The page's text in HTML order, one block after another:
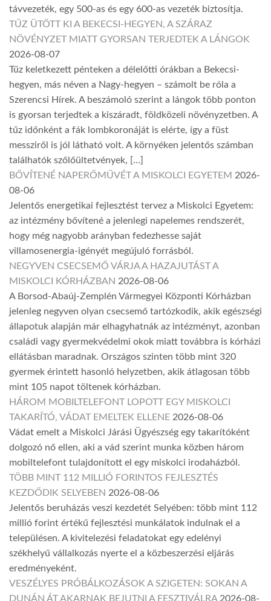
távvezeték, egy 500-as és egy 600-as vezeték biztosítja.
TŰZ ÜTÖTT KI A BEKECSI-HEGYEN, A SZÁRAZ
NÖVÉNYZET MIATT GYORSAN TERJEDTEK A LÁNGOK
2026-08-07
Tűz keletkezett pénteken a délelőtti órákban a Bekecsi-
hegyen, más néven a Nagy-hegyen – számolt be róla a
Szerencsi Hírek. A beszámoló szerint a lángok több ponton
is gyorsan terjedtek a kiszáradt, földközeli növényzetben. A
tűz időnként a fák lombkoronáját is elérte, így a füst
messziről is jól látható volt. A környéken jelentős számban
találhatók szőlőültetvények, […]
BŐVÍTENÉ NAPERŐMŰVÉT A MISKOLCI EGYETEM 2026-
08-06
Jelentős energetikai fejlesztést tervez a Miskolci Egyetem:
az intézmény bővítené a jelenlegi napelemes rendszerét,
hogy még nagyobb arányban fedezhesse saját
villamosenergia-igényét megújuló forrásból.
NEGYVEN CSECSEMŐ VÁRJA A HAZAJUTÁST A
MISKOLCI KÓRHÁZBAN 2026-08-06
A Borsod-Abaúj-Zemplén Vármegyei Központi Kórházban
jelenleg negyven olyan csecsemő tartózkodik, akik egészségi
állapotuk alapján már elhagyhatnák az intézményt, azonban
családi vagy gyermekvédelmi okok miatt továbbra is kórházi
ellátásban maradnak. Országos szinten több mint 320
gyermek érintett hasonló helyzetben, akik átlagosan több
mint 105 napot töltenek kórházban.
HÁROM MOBILTELEFONT LOPOTT EGY MISKOLCI
TAKARÍTÓ, VÁDAT EMELTEK ELLENE 2026-08-06
Vádat emelt a Miskolci Járási Ügyészség egy takarítóként
dolgozó nő ellen, aki a vád szerint munka közben három
mobiltelefont tulajdonított el egy miskolci irodaházból.
TÖBB MINT 112 MILLIÓ FORINTOS FEJLESZTÉS
KEZDŐDIK SELYEBEN 2026-08-06
Jelentős beruházás veszi kezdetét Selyében: több mint 112
millió forint értékű fejlesztési munkálatok indulnak el a
településen. A kivitelezési feladatokat egy edelényi
székhelyű vállalkozás nyerte el a közbeszerzési eljárás
eredményeként.
VESZÉLYES PRÓBÁLKOZÁSOK A SZIGETEN: SOKAN A
DUNÁN ÁT AKARNAK BEJUTNI A FESZTIVÁLRA 2026-08-